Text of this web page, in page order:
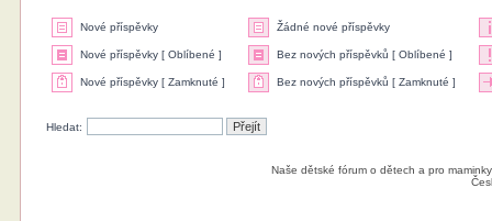
Nové příspěvky Žádné nové příspěvky
Nové příspěvky [ Oblíbené ] Bez nových příspěvků [ Oblíbené ]
Nové příspěvky [ Zamknuté ] Bez nových příspěvků [ Zamknuté ]
Hledat:
Naše dětské fórum o dětech a pro